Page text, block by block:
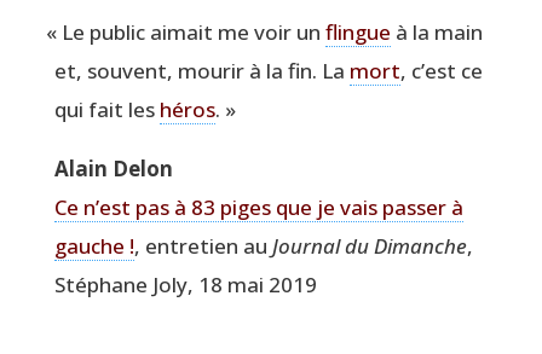
« Le public aimait me voir un flingue à la main
et, sou­vent, mou­rir à la fin. La mort, c’est ce
qui fait les héros. »
Alain Delon
Ce n’est pas à 83 piges que je vais pas­ser à
gauche !, entre­tien au Jour­nal du Dimanche,
Sté­phane Joly, 18 mai 2019